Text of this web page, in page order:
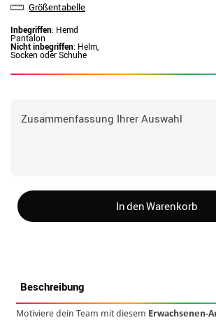
Größentabelle
Inbegriffen: Hemd
Pantalon
Nicht inbegriffen: Helm,
Socken oder Schuhe
Zusammenfassung Ihrer Auswahl
In den Warenkorb
Beschreibung
Motiviere dein Team mit diesem Erwachsenen-